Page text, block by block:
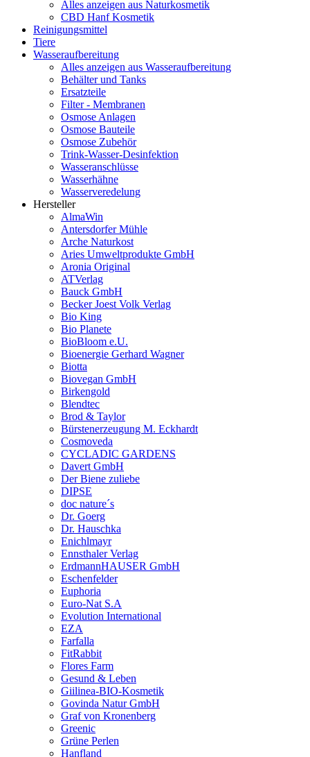
Alles anzeigen aus Naturkosmetik
CBD Hanf Kosmetik
Reinigungsmittel
Tiere
Wasseraufbereitung
Alles anzeigen aus Wasseraufbereitung
Behälter und Tanks
Ersatzteile
Filter - Membranen
Osmose Anlagen
Osmose Bauteile
Osmose Zubehör
Trink-Wasser-Desinfektion
Wasseranschlüsse
Wasserhähne
Wasserveredelung
Hersteller
AlmaWin
Antersdorfer Mühle
Arche Naturkost
Aries Umweltprodukte GmbH
Aronia Original
ATVerlag
Bauck GmbH
Becker Joest Volk Verlag
Bio King
Bio Planete
BioBloom e.U.
Bioenergie Gerhard Wagner
Biotta
Biovegan GmbH
Birkengold
Blendtec
Brod & Taylor
Bürstenerzeugung M. Eckhardt
Cosmoveda
CYCLADIC GARDENS
Davert GmbH
Der Biene zuliebe
DIPSE
doc nature´s
Dr. Goerg
Dr. Hauschka
Enichlmayr
Ennsthaler Verlag
ErdmannHAUSER GmbH
Eschenfelder
Euphoria
Euro-Nat S.A
Evolution International
EZA
Farfalla
FitRabbit
Flores Farm
Gesund & Leben
Giilinea-BIO-Kosmetik
Govinda Natur GmbH
Graf von Kronenberg
Greenic
Grüne Perlen
Hanfland